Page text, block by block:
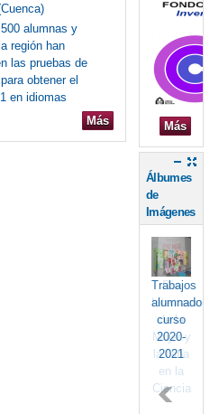
alumnas y
región han
las pruebas de
obtener el
en idiomas
Más
Más
Álbumes
de
Imágenes
Trabajos
alumnado
curso
2020-
2021
Día
Internacional
de la
Mujer y
la Niña
en la
Ciencia